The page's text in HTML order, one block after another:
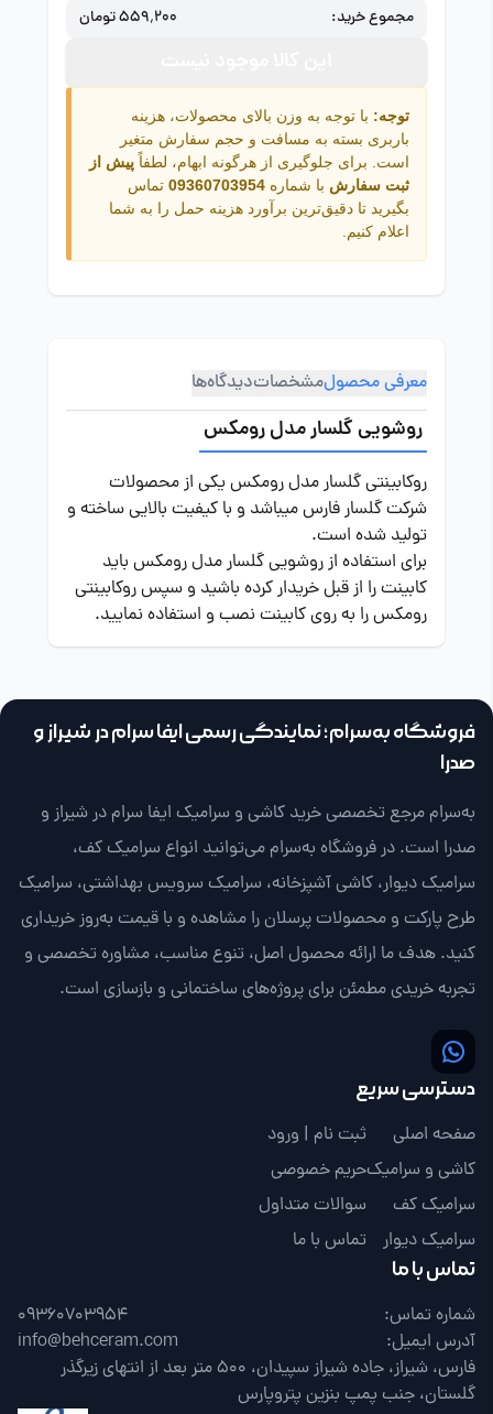
مجموع خرید:
۵۵۹٬۲۰۰ تومان
توجه: با توجه به وزن بالای محصولات، هزینه
باربری بسته به مسافت و حجم سفارش متغیر
است. برای جلوگیری از هرگونه ابهام، لطفاً پیش از
ثبت سفارش با شماره 09360703954 تماس
بگیرید تا دقیق‌ترین برآورد هزینه حمل را به شما
اعلام کنیم.
معرفی محصولمشخصاتدیدگاه‌ها
روشویی گلسار مدل رومکس
روکابینتی گلسار مدل رومکس یکی از محصولات
شرکت گلسار فارس میباشد و با کیفیت بالایی ساخته و
تولید شده است.
برای استفاده از روشویی گلسار مدل رومکس باید
کابینت را از قبل خریدار کرده باشید و سپس روکابینتی
رومکس را به روی کابینت نصب و استفاده نمایید.
فروشگاه به‌سرام؛ نمایندگی رسمی ایفا سرام در شیراز و
صدرا
به‌سرام مرجع تخصصی خرید کاشی و سرامیک ایفا سرام در شیراز و
صدرا است. در فروشگاه به‌سرام می‌توانید انواع سرامیک کف،
سرامیک دیوار، کاشی آشپزخانه، سرامیک سرویس بهداشتی، سرامیک
طرح پارکت و محصولات پرسلان را مشاهده و با قیمت به‌روز خریداری
کنید. هدف ما ارائه محصول اصل، تنوع مناسب، مشاوره تخصصی و
تجربه خریدی مطمئن برای پروژه‌های ساختمانی و بازسازی است.
دسترسی سریع
صفحه اصلی
کاشی و سرامیک
سرامیک کف
سرامیک دیوار
ثبت نام | ورود
حریم خصوصی
سوالات متداول
تماس با ما
تماس با ما
شماره تماس:
09360703954
آدرس ایمیل:
info@behceram.com
فارس، شیراز، جاده شیراز سپیدان، 500 متر بعد از انتهای زیرگذر
گلستان، جنب پمپ بنزین پتروپارس